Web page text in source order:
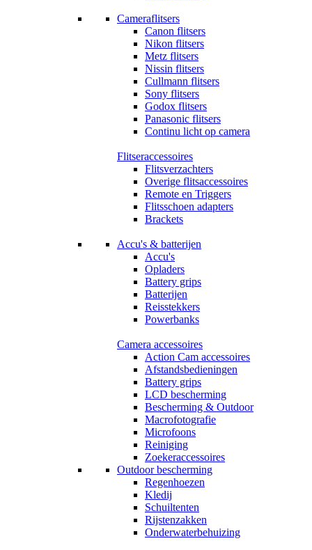
Cameraflitsers
Canon flitsers
Nikon flitsers
Metz flitsers
Nissin flitsers
Cullmann flitsers
Sony flitsers
Godox flitsers
Panasonic flitsers
Continu licht op camera
Flitseraccessoires
Flitsverzachters
Overige flitsaccessoires
Remote en Triggers
Flitsschoen adapters
Brackets
Accu's & batterijen
Accu's
Opladers
Battery grips
Batterijen
Reisstekkers
Powerbanks
Camera accessoires
Action Cam accessoires
Afstandsbedieningen
Battery grips
LCD bescherming
Bescherming & Outdoor
Macrofotografie
Microfoons
Reiniging
Zoekeraccessoires
Outdoor bescherming
Regenhoezen
Kledij
Schuiltenten
Rijstenzakken
Onderwaterbehuizing